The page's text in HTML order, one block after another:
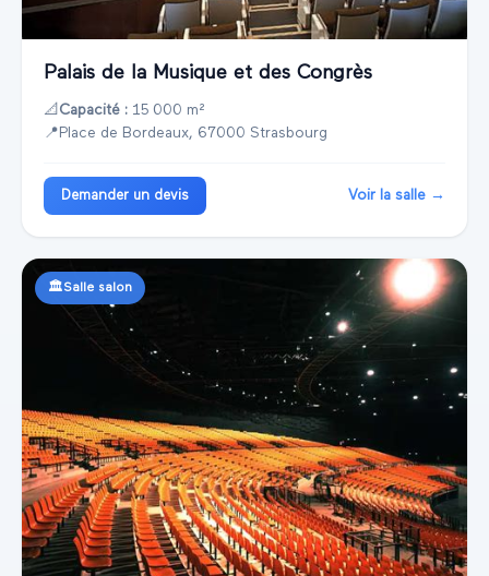
Palais de la Musique et des Congrès
📐 Capacité : 15 000 m²
📍 Place de Bordeaux, 67000 Strasbourg
Demander un devis Voir la salle →
🏛️Salle salon